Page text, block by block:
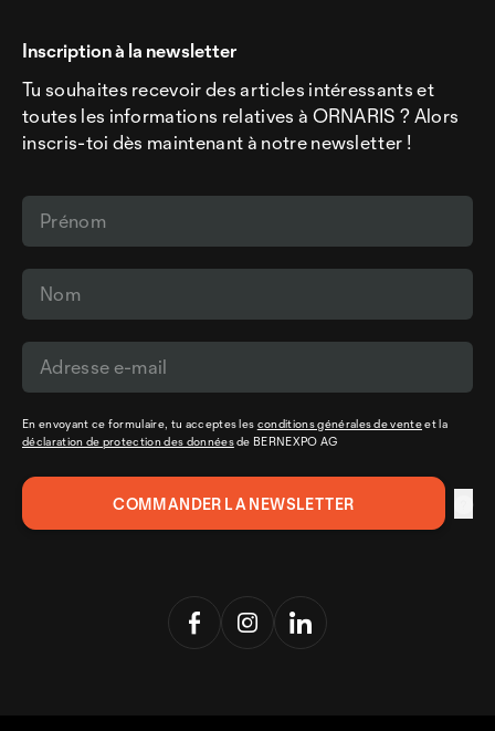
Inscription à la newsletter
Tu souhaites recevoir des articles intéressants et
toutes les informations relatives à ORNARIS ? Alors
inscris-toi dès maintenant à notre newsletter !
En envoyant ce formulaire, tu acceptes les conditions générales de venteet la
déclaration de protection des donnéesde BERNEXPO AG